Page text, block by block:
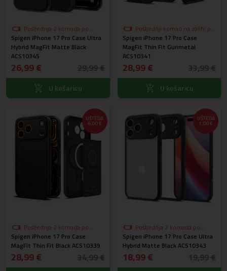
Posljednja 2 komada po
akcijskoj cijeni
Spigen iPhone 17 Pro Case Ultra
Hybrid MagFit Matte Black
ACS10345
26,99 €
U košaricu
Posljednji komad na zalihi po
akcijskoj cijeni
Spigen iPhone 17 Pro Case
MagFit Thin Fit Gunmetal
ACS10341
28,99 €
U košaricu
UŠTEDA
6,00 €
Posljednja 2 komada po
akcijskoj cijeni
Spigen iPhone 17 Pro Case
MagFit Thin Fit Black ACS10339
28,99 €
UŠTEDA
1,00 €
Posljednja 2 komada po
akcijskoj cijeni
Spigen iPhone 17 Pro Case Ultra
Hybrid Matte Black ACS10343
18,99 €